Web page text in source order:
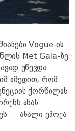
Vogue-ის
Met Gala-ზე
უწევდა
იმედით, რომ
ქორწილის
ანას
— ახალი ეპოქა